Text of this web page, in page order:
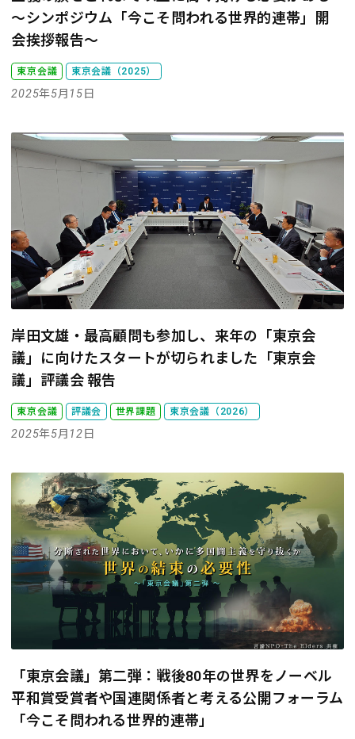
～シンポジウム「今こそ問われる世界的連帯」開
会挨拶報告～
東京会議 東京会議（2025）
2025年5月15日
岸田文雄・最高顧問も参加し、来年の「東京会
議」に向けたスタートが切られました 「東京会
議」評議会 報告
東京会議 評議会 世界課題 東京会議（2026）
2025年5月12日
「東京会議」第二弾：戦後80年の世界をノーベル
平和賞受賞者や国連関係者と考える公開フォーラム
「今こそ問われる世界的連帯」